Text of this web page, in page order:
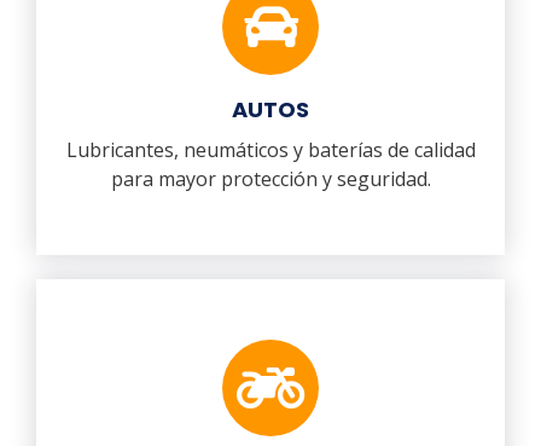
AUTOS
Lubricantes, neumáticos y baterías de calidad
para mayor protección y seguridad.